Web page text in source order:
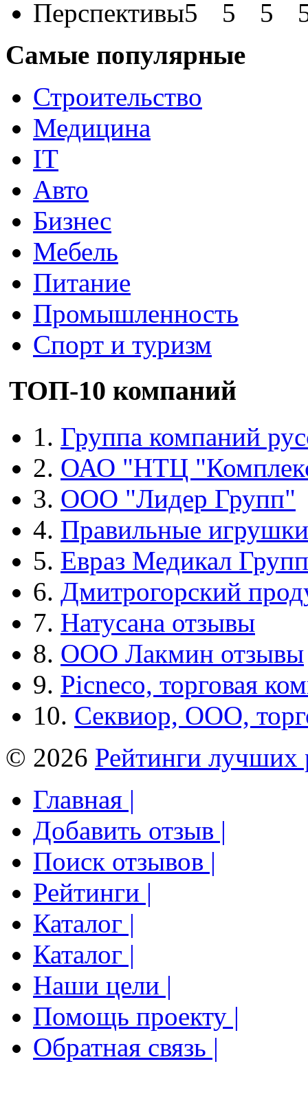
Перспективы
Самые популярные
Строительство
Медицина
IT
Авто
Бизнес
Мебель
Питание
Промышленность
Спорт и туризм
ТОП-10 компаний
1. Группа компаний
2. ОАО "НТЦ
3. ООО "Лидер Групп"
4. Правильные игрушки
5. Евраз Медикал Групп
6. Дмитрогорский
7. Натусана отзывы
8. ООО Лакмин отзывы
9. Picneco, торговая
10. Секвиор, ООО,
© 2026 Рейтинги лучших
Главная |
Добавить отзыв |
Поиск отзывов |
Рейтинги |
Каталог |
Каталог |
Наши цели |
Помощь проекту |
Обратная связь |